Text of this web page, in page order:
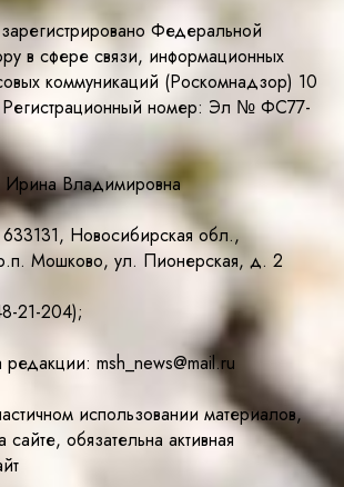
Федеральной
в сфере связи, информационных
коммуникаций (Роскомнадзор) 10
Регистрационный номер: Эл № ФС77-
Владимировна
Новосибирская обл.,
Мошково, ул. Пионерская, д. 2
21-204);
редакции: msh_news@mail.ru
использовании материалов,
обязательна активная